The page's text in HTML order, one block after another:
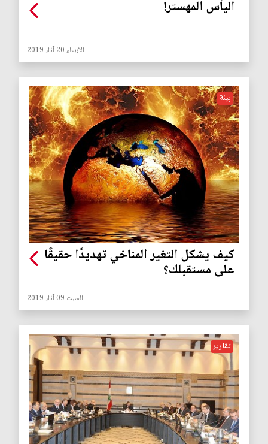
اليأس المهستر!
الأربعاء 20 آذار 2019
بيئة
كيف يشكل التغير المناخي تهديدًا حقيقًا
على مستقبلك؟
السبت 09 آذار 2019
تقارير